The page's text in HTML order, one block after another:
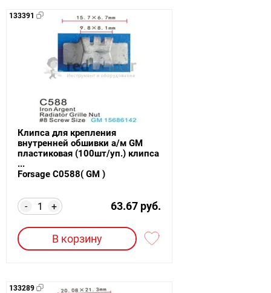
133391
Клипса для крепления
внутренней обшивки а/м GM
пластиковая (100шт/уп.) клипса
...
Forsage C0588( GM )
+
- 63.67 руб.
В корзину
133289